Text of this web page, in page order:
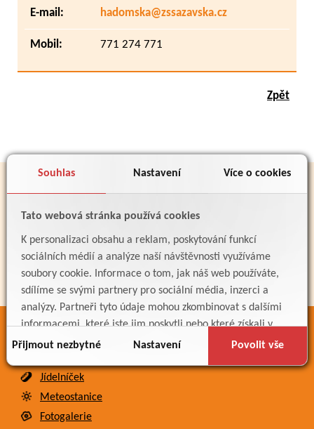
Souhlas Nastavení Více o cookies
Tato webová stránka používá cookies
K personalizaci obsahu a reklam, poskytování funkcí
sociálních médií a analýze naší návštěvnosti využíváme
soubory cookie. Informace o tom, jak náš web používáte,
sdílíme se svými partnery pro sociální média, inzerci a
analýzy. Partneři tyto údaje mohou zkombinovat s dalšími
informacemi, které jste jim poskytli nebo které získali v
důsledku toho, že používáte jejich služby.
Přijmout nezbytné Nastavení Povolit vše
E-mail: hadomska@zssazavska.cz
Mobil: 771 274 771
Zpět
Jídelníček
Meteostanice
Fotogalerie